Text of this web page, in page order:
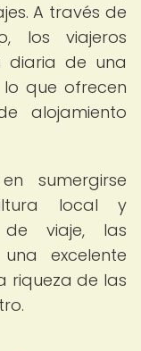
A través de
los viajeros
diaria de una
que ofrecen
alojamiento
sumergirse
local y
de viaje, las
excelente
riqueza de las